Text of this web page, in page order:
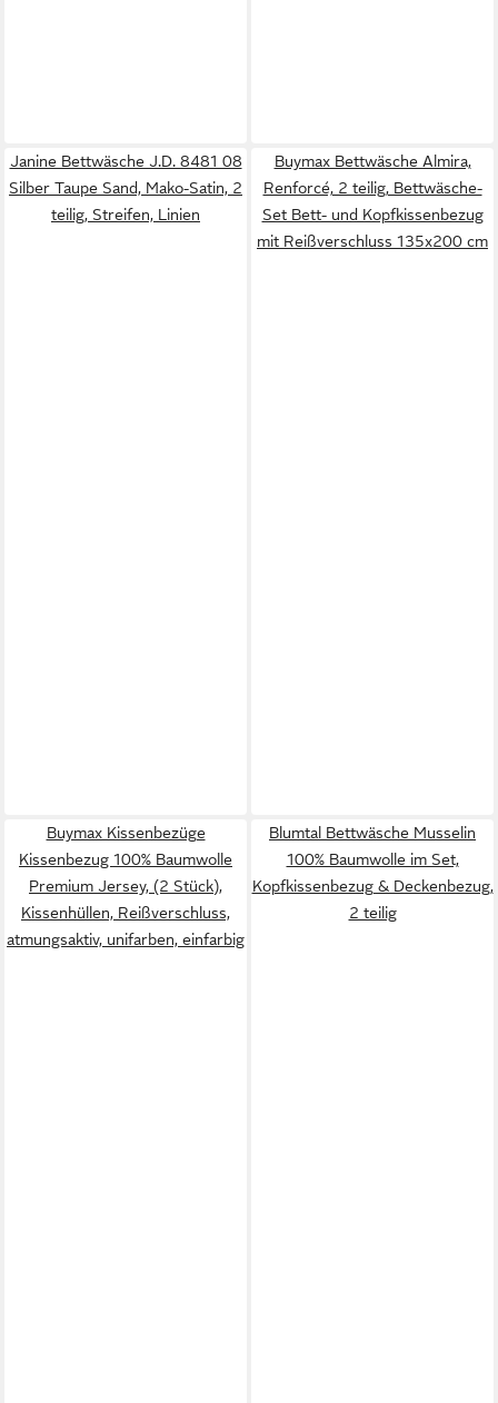
Janine Bettwäsche J.D. 8481 08
Silber Taupe Sand, Mako-Satin, 2
teilig, Streifen, Linien
Buymax Bettwäsche Almira,
Renforcé, 2 teilig, Bettwäsche-
Set Bett- und Kopfkissenbezug
mit Reißverschluss 135x200 cm
Buymax Kissenbezüge
Kissenbezug 100% Baumwolle
Premium Jersey, (2 Stück),
Kissenhüllen, Reißverschluss,
atmungsaktiv, unifarben, einfarbig
Blumtal Bettwäsche Musselin
100% Baumwolle im Set,
Kopfkissenbezug & Deckenbezug,
2 teilig